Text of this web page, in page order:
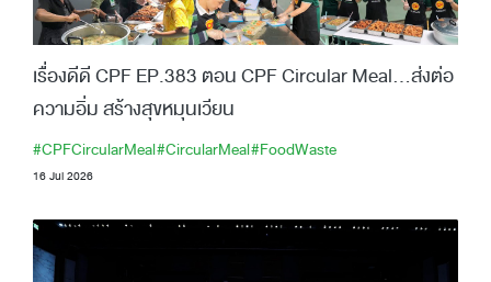
เรื่องดีดี CPF EP.383 ตอน CPF Circular Meal…ส่งต่อ
ความอิ่ม สร้างสุขหมุนเวียน
#CPFCircularMeal#CircularMeal#FoodWaste
16 Jul 2026